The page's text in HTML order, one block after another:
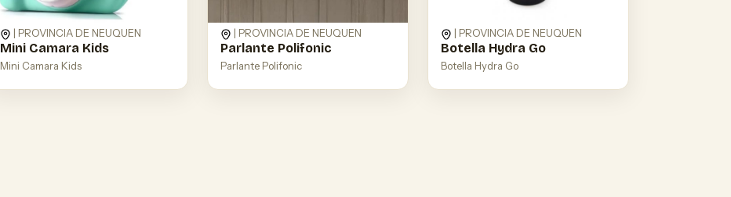
| PROVINCIA DE NEUQUEN
Mini Camara Kids
Mini Camara Kids
| PROVINCIA DE NEUQUEN
Parlante Polifonic
Parlante Polifonic
| PROVINCIA DE NEUQUEN
Botella Hydra Go
Botella Hydra Go